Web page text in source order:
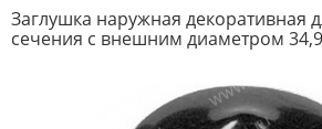
Заглушка наружная декоративная
сечения с внешним диаметром